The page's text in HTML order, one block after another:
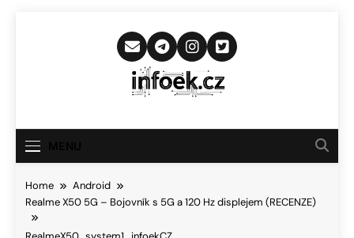
Infoek.cz
Novinkám
Home
Android
Realme X50 5G – Bojovník s 5G a 120 Hz displejem (RECENZE)